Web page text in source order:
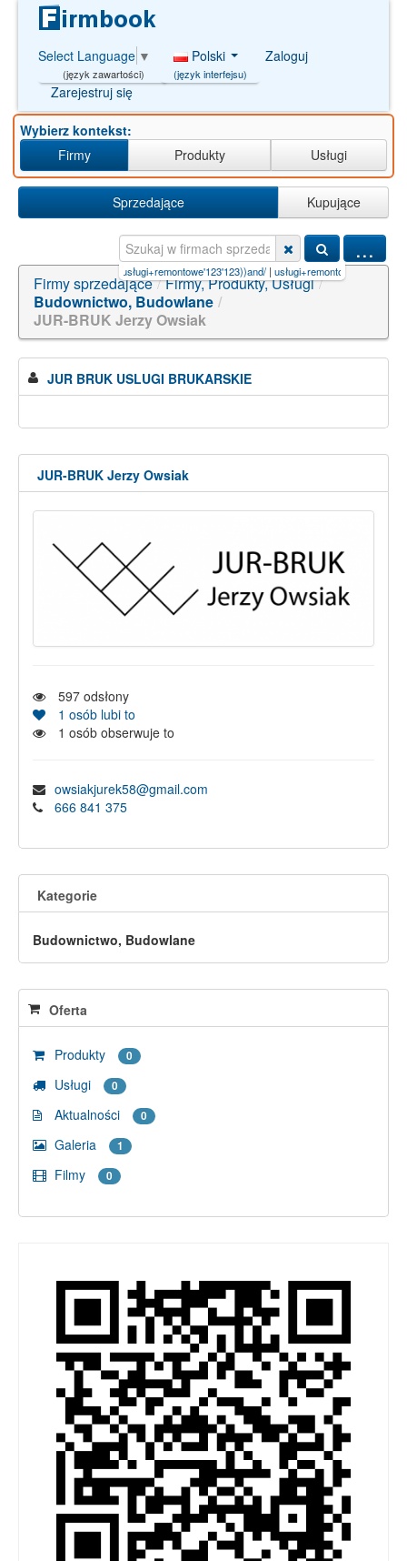
Select Language ▼
(język zawartości)
Polski
(język interfejsu)
Zaloguj
Zarejestruj się
Wybierz kontekst:
Firmy
Produkty Usługi
Sprzedające Kupujące
...
8888.F usługi+remontowe'123'123))and/|usługi+remontowe';SELECT+PG_SLEE |
Firmy sprzedające / Firmy, Produkty, Usługi /
Budownictwo, Budowlane /
JUR-BRUK Jerzy Owsiak
JUR BRUK USLUGI BRUKARSKIE
JUR-BRUK Jerzy Owsiak
597 odsłony
1 osób lubi to
1 osób obserwuje to
owsiakjurek58@gmail.com
666 841 375
Kategorie
Budownictwo, Budowlane
Oferta
Produkty 0
Usługi 0
Aktualności 0
Galeria 1
Filmy 0